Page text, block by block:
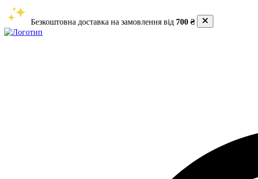
Безкоштовна доставка на замовлення від 700 ₴